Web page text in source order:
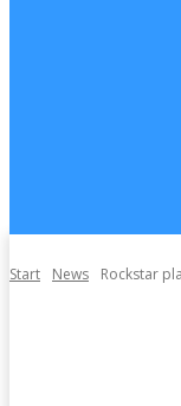
Start News Rockstar